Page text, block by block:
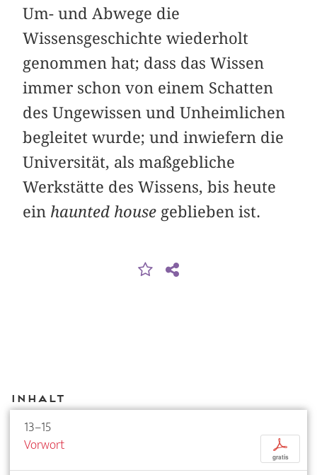
Um- und Abwege die
Wissensgeschichte wiederholt
genommen hat; dass das Wissen
immer schon von einem Schatten
des Ungewissen und Unheimlichen
begleitet wurde; und inwiefern die
Universität, als maßgebliche
Werkstätte des Wissens, bis heute
ein haunted house geblieben ist.
Inhalt
13–15
Vorwort
p
gratis